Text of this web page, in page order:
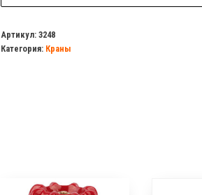
шаровый
NOLF
Артикул: 3248
Категория: Краны